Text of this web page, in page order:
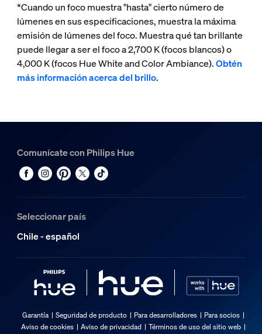
*Cuando un foco muestra "hasta" cierto número de
lúmenes en sus especificaciones, muestra la máxima
emisión de lúmenes del foco. Muestra qué tan brillante
puede llegar a ser el foco a 2,700 K (focos blancos) o
4,000 K (focos Hue White and Color Ambiance).Obtén
más información acerca del brillo.
Comunícate con Philips Hue
Seleccionar país
Chile - español
Garantía Seguridad de producto Para desarrolladores
Para socios
Aviso de cookies
Aviso de privacidad
Términos de uso del sitio web